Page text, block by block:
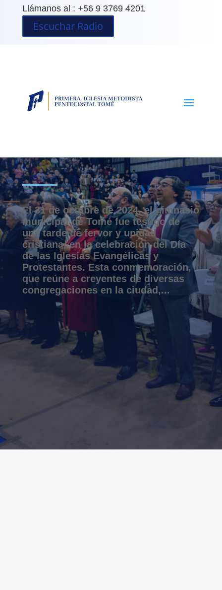
Llámanos al : +56 9 3769 4201
Escuchar Radio
Protestantes
El 31 de octubre de 2024, el gimnasio
municipal de Tomé fue testigo de
una tarde de fervor y unidad
cristiana, en la celebración del Día
de las Iglesias Evangélicas y
Protestantes. Esta conmemoración,
que reúne a creyentes de diversas
congregaciones en la ciudad,...